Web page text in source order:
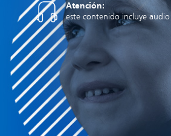
Atención:
este contenido incluye audio